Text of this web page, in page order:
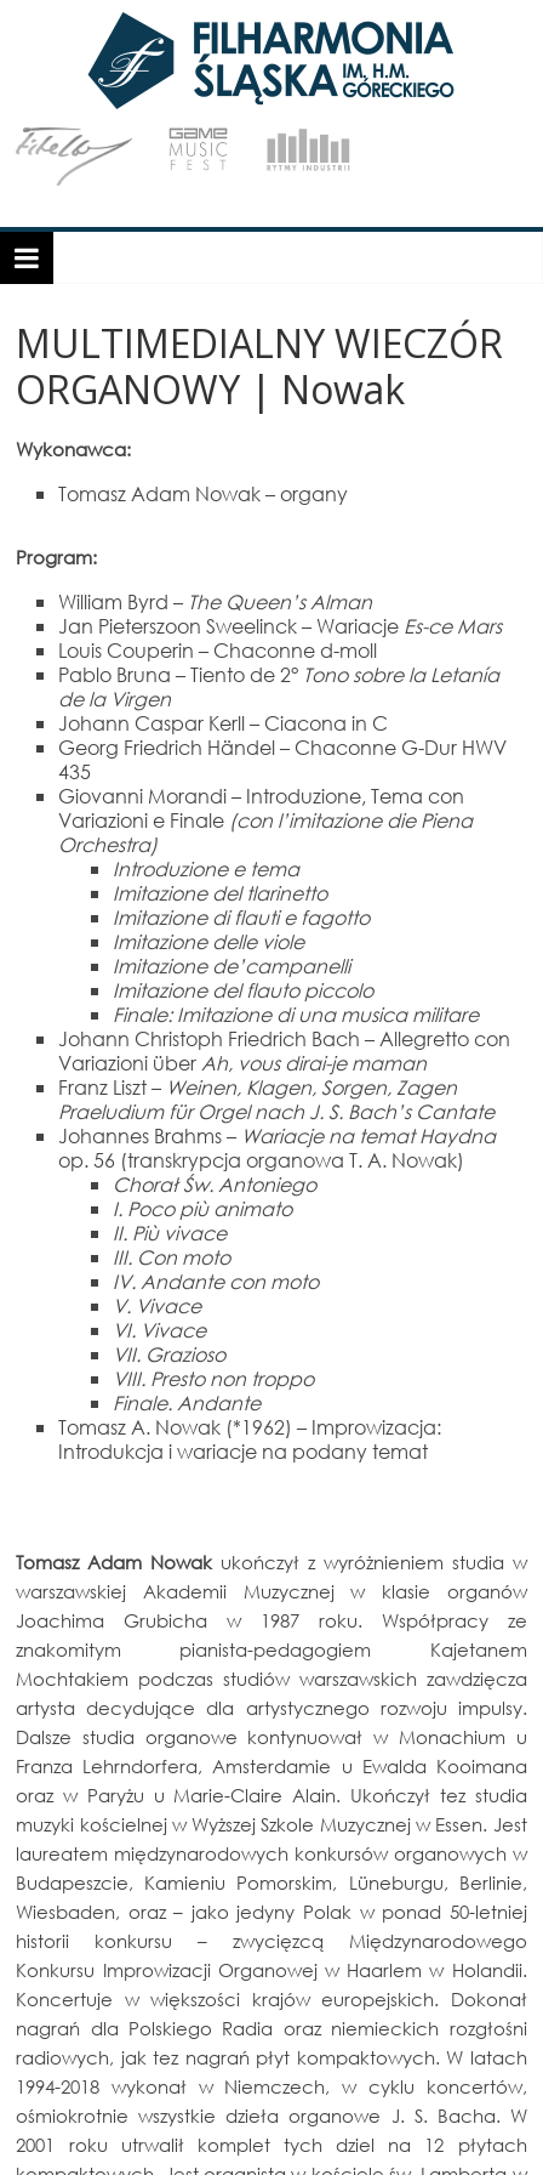
MULTIMEDIALNY WIECZÓR
ORGANOWY | Nowak
Wykonawca:
Tomasz Adam Nowak – organy
Program:
William Byrd – The Queen’s Alman
Jan Pieterszoon Sweelinck – Wariacje Es-ce Mars
Louis Couperin – Chaconne d-moll
Pablo Bruna – Tiento de 2° Tono sobre la Letanía
de la Virgen
Johann Caspar Kerll – Ciacona in C
Georg Friedrich Händel – Chaconne G-Dur HWV
435
Giovanni Morandi – Introduzione, Tema con
Variazioni e Finale (con l’imitazione die Piena
Orchestra)
Introduzione e tema
Imitazione del tlarinetto
Imitazione di flauti e fagotto
Imitazione delle viole
Imitazione de’campanelli
Imitazione del flauto piccolo
Finale: Imitazione di una musica militare
Johann Christoph Friedrich Bach – Allegretto con
Variazioni überAh, vous dirai-je maman
Franz Liszt – Weinen, Klagen, Sorgen, Zagen
Praeludium für Orgel nach J. S. Bach’s Cantate
Johannes Brahms – Wariacje na temat Haydna
op. 56 (transkrypcja organowa T. A. Nowak)
Chorał Św. Antoniego
I. Poco più animato
II. Più vivace
III. Con moto
IV. Andante con moto
V. Vivace
VI. Vivace
VII. Grazioso
VIII. Presto non troppo
Finale. Andante
Tomasz A. Nowak (*1962) – Improwizacja:
Introdukcja i wariacje na podany temat
Tomasz Adam Nowakukończył z wyróżnieniem studia w
warszawskiej Akademii Muzycznej w klasie organów
Joachima Grubicha w 1987 roku. Współpracy ze
znakomitym pianista-pedagogiem Kajetanem
Mochtakiem podczas studiów warszawskich zawdzięcza
artysta decydujące dla artystycznego rozwoju impulsy.
Dalsze studia organowe kontynuował w Monachium u
Franza Lehrndorfera, Amsterdamie u Ewalda Kooimana
oraz w Paryżu u Marie-Claire Alain. Ukończył tez studia
muzyki kościelnej w Wyższej Szkole Muzycznej w Essen. Jest
laureatem międzynarodowych konkursów organowych w
Budapeszcie, Kamieniu Pomorskim, Lüneburgu, Berlinie,
Wiesbaden, oraz – jako jedyny Polak w ponad 50-letniej
historii konkursu – zwycięzcą Międzynarodowego
Konkursu Improwizacji Organowej w Haarlem w Holandii.
Koncertuje w większości krajów europejskich. Dokonał
nagrań dla Polskiego Radia oraz niemieckich rozgłośni
radiowych, jak tez nagrań płyt kompaktowych. W latach
1994-2018 wykonał w Niemczech, w cyklu koncertów,
ośmiokrotnie wszystkie dzieła organowe J. S. Bacha. W
2001 roku utrwalił komplet tych dziel na 12 płytach